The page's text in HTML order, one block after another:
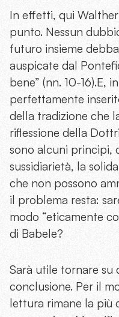
In effetti, qui
punto. Nessun
futuro insieme
auspicate dal
bene” (nn. 10-16).E,
perfettamente
della tradizione che
riflessione della
sono alcuni principi,
sussidiarietà, la
che non possono
il problema resta:
modo “eticamente
di Babele?
Sarà utile tornare su
conclusione. Per il
lettura rimane la più